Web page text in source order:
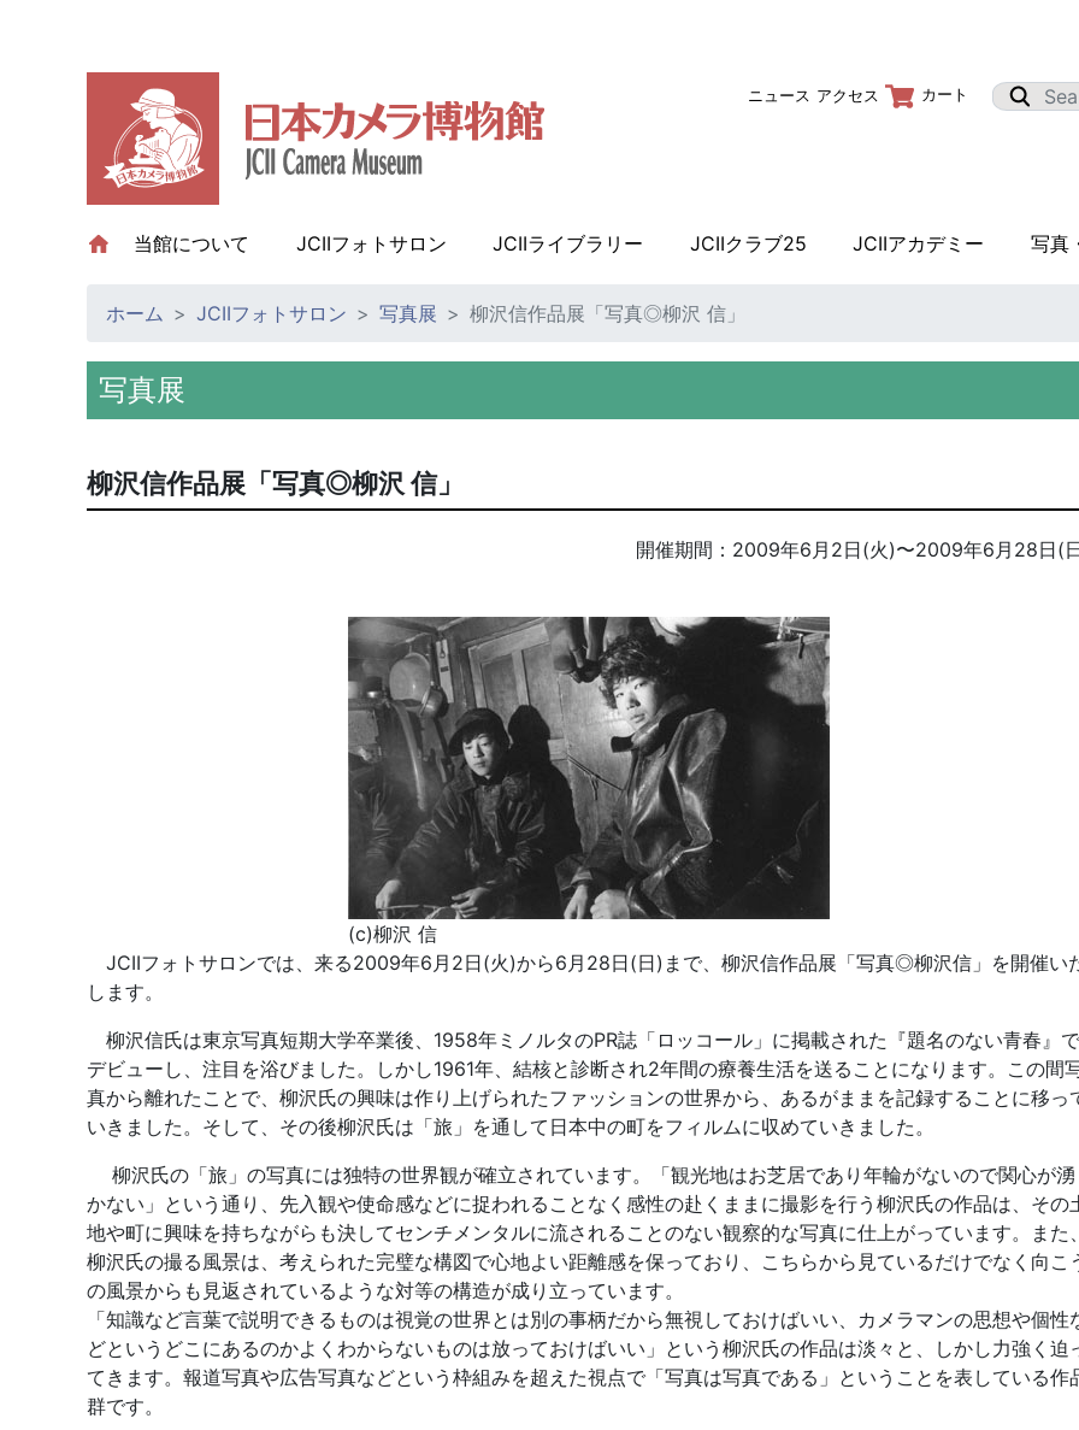
当館について (current)JCIIフォトサロン JCIIライブラリー JCIIクラブ25 JCIIアカデミー 写真
ニュース アクセス カート
ホーム JCIIフォトサロン 写真展 柳沢信作品展「写真◎柳沢 信」
写真展
柳沢信作品展「写真◎柳沢 信」
開催期間： 2009年6月2日(火)〜2009年6月28日(
(c)柳沢 信
JCIIフォトサロンでは、来る2009年6月2日(火)から6月28日(日)まで、柳沢信作品展「写真◎柳沢信」を開催い
します。
柳沢信氏は東京写真短期大学卒業後、1958年ミノルタのPR誌「ロッコール」に掲載された『題名のない青春』で
デビューし、注目を浴びました。しかし1961年、結核と診断され2年間の療養生活を送ることになります。この間
真から離れたことで、柳沢氏の興味は作り上げられたファッションの世界から、あるがままを記録することに移っ
いきました。そして、その後柳沢氏は「旅」を通して日本中の町をフィルムに収めていきました。
柳沢氏の「旅」の写真には独特の世界観が確立されています。「観光地はお芝居であり年輪がないので関心が湧
かない」という通り、先入観や使命感などに捉われることなく感性の赴くままに撮影を行う柳沢氏の作品は、その
地や町に興味を持ちながらも決してセンチメンタルに流されることのない観察的な写真に仕上がっています。また
柳沢氏の撮る風景は、考えられた完璧な構図で心地よい距離感を保っており、こちらから見ているだけでなく向こ
の風景からも見返されているような対等の構造が成り立っています。
「知識など言葉で説明できるものは視覚の世界とは別の事柄だから無視しておけばいい、カメラマンの思想や個性
どというどこにあるのかよくわからないものは放っておけばいい」という柳沢氏の作品は淡々と、しかし力強く迫
てきます。報道写真や広告写真などという枠組みを超えた視点で「写真は写真である」ということを表している作
群です。